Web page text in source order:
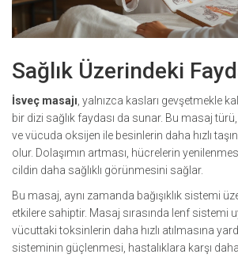
Sağlık Üzerindeki
İsveç masajı, yalnızca kasları gevşetmekle
bir dizi sağlık faydası da sunar. Bu masaj türü,
ve vücuda oksijen ile besinlerin daha hızlı
olur. Dolaşımın artması, hücrelerin
cildin daha sağlıklı görünmesini sağlar.
Bu masaj, aynı zamanda bağışıklık sistemi
etkilere sahiptir. Masaj sırasında lenf sistemi
vücuttaki toksinlerin daha hızlı atılmasına
sisteminin güçlenmesi, hastalıklara karşı